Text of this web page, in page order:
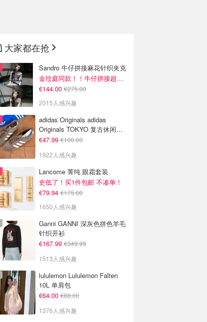
大家都在抢
Sandro 牛仔拼接麻花针织夹克
金玟庭同款！！牛仔拼接超有层次感
€144.00 €275.00
2015人感兴趣
adidas Originals adidas
Originals TOKYO 复古休闲鞋
深棕色
€47.99 €100.00
1922人感兴趣
Lancome 菁纯 眼霜套装
史低了！买1件包邮 不凑单！
€79.94 €175.00
1650人感兴趣
Ganni GANNI 深灰色拼色羊毛
针织开衫
€167.99 €349.99
1513人感兴趣
lululemon Lululemon Falten
10L 单肩包
€64.00 €88.00
1376人感兴趣